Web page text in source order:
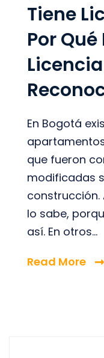
Tiene
Por
En Bogotá
que fueron
modificadas
construcción.
lo sabe,
así. En otros...
Read More